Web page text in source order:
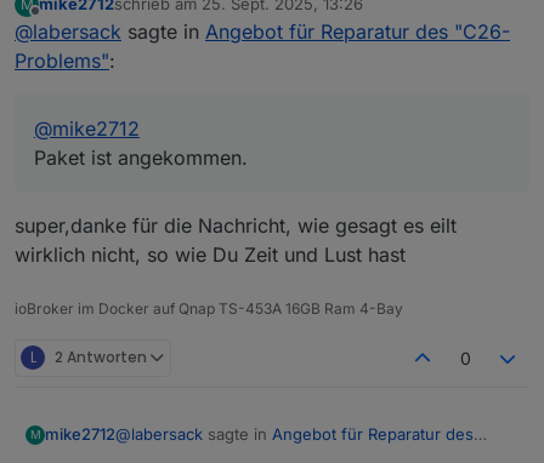
von diesem Problem betroffen, da ist wohl was
anderes defekt, die brauchst du nicht
M
Offline
mike2712schrieb am 25. Sept. 2025, 13:26
zuletzt editiert von
@labersack sagte in Angebot für Reparatur des "C26-
Problems":
@mike2712
Paket ist angekommen.
super,danke für die Nachricht, wie gesagt es eilt
wirklich nicht, so wie Du Zeit und Lust hast
ioBroker im Docker auf Qnap TS-453A 16GB Ram 4-Bay
L 2 Antworten 0
M mike2712@labersack sagte in Angebot für Reparatur des